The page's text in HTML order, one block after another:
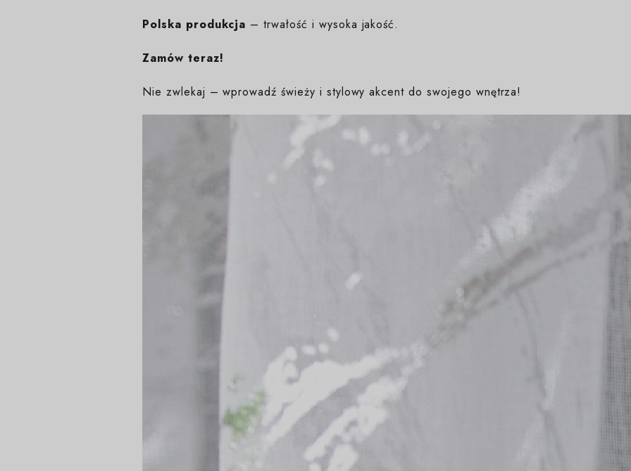
Polska produkcja – trwałość i wysoka jakość.
Zamów teraz!
Nie zwlekaj – wprowadź świeży i stylowy akcent do swojego wnętrza!